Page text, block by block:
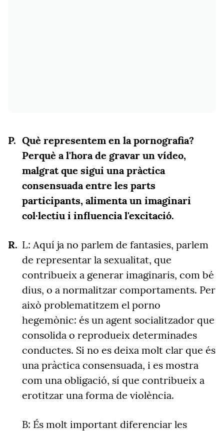
Què representem en la pornografia?
Perquè a l'hora de gravar un vídeo,
malgrat que sigui una pràctica
consensuada entre les parts
participants, alimenta un imaginari
col·lectiu i influencia l'excitació.
L: Aquí ja no parlem de fantasies, parlem
de representar la sexualitat, que
contribueix a generar imaginaris, com bé
dius, o a normalitzar comportaments. Per
això problematitzem el porno
hegemònic: és un agent socialitzador que
consolida o reprodueix determinades
conductes. Si no es deixa molt clar que és
una pràctica consensuada, i es mostra
com una obligació, sí que contribueix a
erotitzar una forma de violència.
B: És molt important diferenciar les